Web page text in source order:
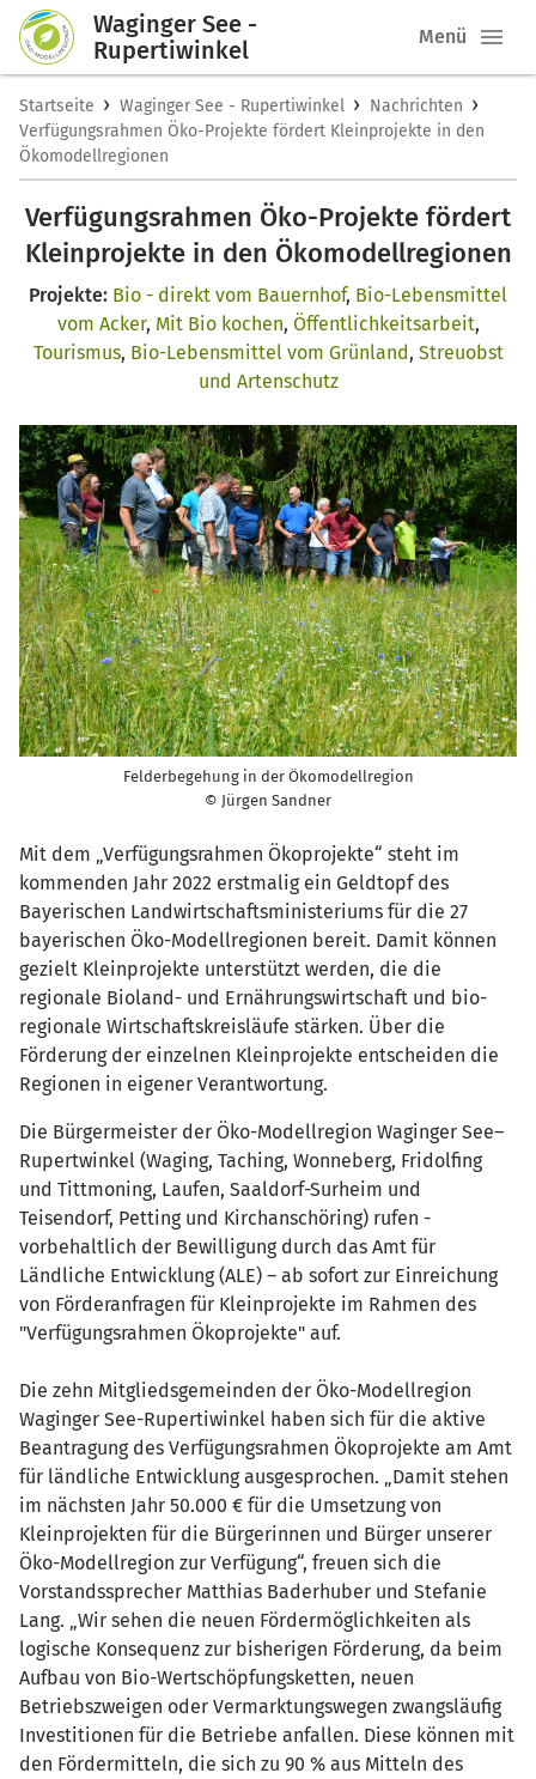
Waginger See -
Rupertiwinkel
Menü
Startseite › Waginger See - Rupertiwinkel › Nachrichten ›
Verfügungsrahmen Öko-Projekte fördert Kleinprojekte in den
Ökomodellregionen
Verfügungsrahmen Öko-Projekte fördert
Kleinprojekte in den Ökomodellregionen
Projekte: Bio - direkt vom Bauernhof, Bio-Lebensmittel
vom Acker, Mit Bio kochen, Öffentlichkeitsarbeit,
Tourismus, Bio-Lebensmittel vom Grünland, Streuobst
und Artenschutz
Felderbegehung in der Ökomodellregion
© Jürgen Sandner
Mit dem „Verfügungsrahmen Ökoprojekte“ steht im
kommenden Jahr 2022 erstmalig ein Geldtopf des
Bayerischen Landwirtschaftsministeriums für die 27
bayerischen Öko-Modellregionen bereit. Damit können
gezielt Kleinprojekte unterstützt werden, die die
regionale Bioland- und Ernährungswirtschaft und bio-
regionale Wirtschaftskreisläufe stärken. Über die
Förderung der einzelnen Kleinprojekte entscheiden die
Regionen in eigener Verantwortung.
Die Bürgermeister der Öko-Modellregion Waginger See–
Rupertwinkel (Waging, Taching, Wonneberg, Fridolfing
und Tittmoning, Laufen, Saaldorf-Surheim und
Teisendorf, Petting und Kirchanschöring) rufen -
vorbehaltlich der Bewilligung durch das Amt für
Ländliche Entwicklung (ALE) – ab sofort zur Einreichung
von Förderanfragen für Kleinprojekte im Rahmen des
"Verfügungsrahmen Ökoprojekte" auf.
Die zehn Mitgliedsgemeinden der Öko-Modellregion
Waginger See-Rupertiwinkel haben sich für die aktive
Beantragung des Verfügungsrahmen Ökoprojekte am Amt
für ländliche Entwicklung ausgesprochen. „Damit stehen
im nächsten Jahr 50.000 € für die Umsetzung von
Kleinprojekten für die Bürgerinnen und Bürger unserer
Öko-Modellregion zur Verfügung“, freuen sich die
Vorstandssprecher Matthias Baderhuber und Stefanie
Lang. „Wir sehen die neuen Fördermöglichkeiten als
logische Konsequenz zur bisherigen Förderung, da beim
Aufbau von Bio-Wertschöpfungsketten, neuen
Betriebszweigen oder Vermarktungswegen zwangsläufig
Investitionen für die Betriebe anfallen. Diese können mit
den Fördermitteln, die sich zu 90 % aus Mitteln des